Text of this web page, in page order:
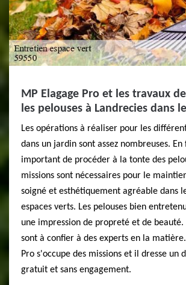
MP Elagage Pro et les travaux
les pelouses à Landrecies dans
Les opérations à réaliser pour les
dans un jardin sont assez nombreuses.
important de procéder à la tonte des
missions sont nécessaires pour le
soigné et esthétiquement agréable dans
espaces verts. Les pelouses bien
une impression de propreté et de beauté.
sont à confier à des experts en la
Pro s'occupe des missions et il dresse un
gratuit et sans engagement.